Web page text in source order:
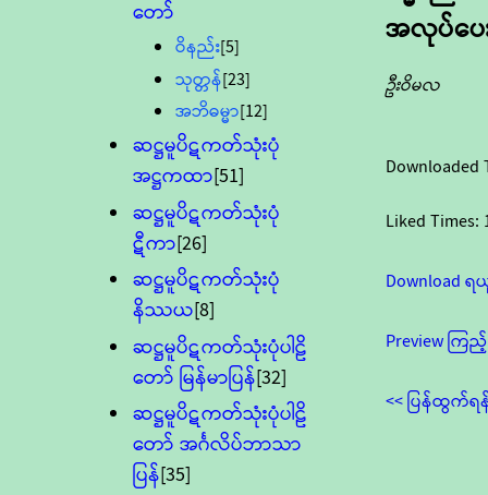
တော်
ဝိနည်း[5]
သုတ္တန်[23]
အဘိဓမ္မာ[12]
ဆဋ္ဌမူပိဋကတ်သုံးပုံ
အဋ္ဌကထာ[51]
ဆဋ္ဌမူပိဋကတ်သုံးပုံ
ဋီကာ[26]
ဆဋ္ဌမူပိဋကတ်သုံးပုံ
နိဿယ[8]
ဆဋ္ဌမူပိဋကတ်သုံးပုံပါဠိ
တော် မြန်မာပြန်[32]
ဆဋ္ဌမူပိဋကတ်သုံးပုံပါဠိ
တော် အင်္ဂလိပ်ဘာသာ
ပြန်[35]
အလုပ်ပေ
ဦးဝိမလ
Downloaded
Liked Times:
Download
Preview ကြ
<< ပြန်ထွက်ရ